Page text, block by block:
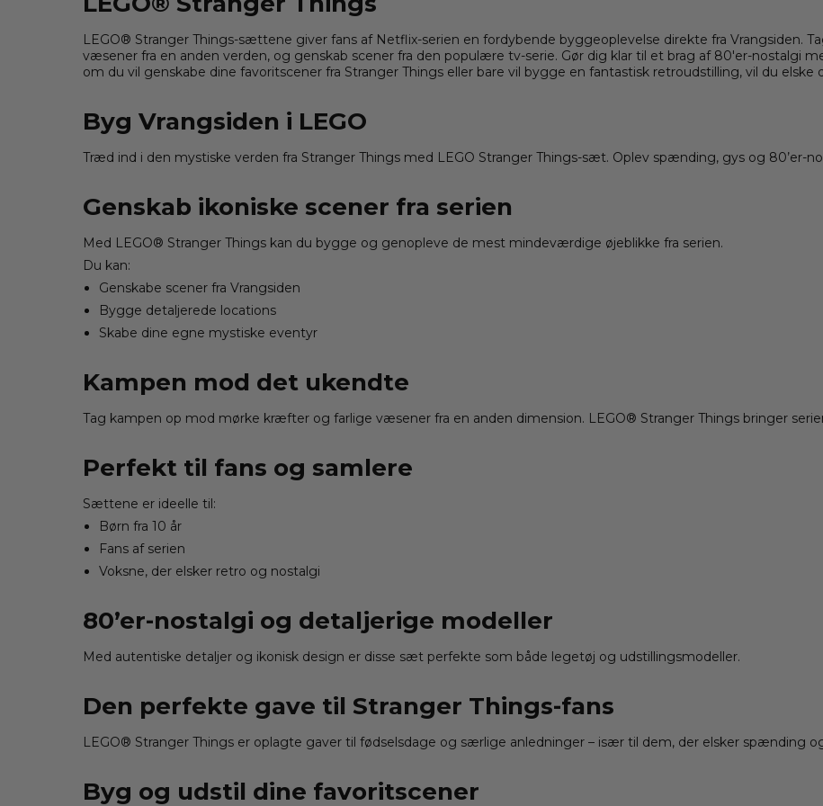
LEGO® Stranger Things-sættene giver fans af Netflix-serien en fordybende byggeoplevelse direkte fra Vrangsiden.
væsener fra en anden verden, og genskab scener fra den populære tv-serie. Gør dig klar til et brag af 80'er-nostalgi
om du vil genskabe dine favoritscener fra Stranger Things eller bare vil bygge en fantastisk retroudstilling, vil du elske
Byg Vrangsiden i LEGO
Træd ind i den mystiske verden fra Stranger Things med LEGO Stranger Things-sæt. Oplev spænding, gys og 80’er-
Genskab ikoniske scener fra serien
Med LEGO® Stranger Things kan du bygge og genopleve de mest mindeværdige øjeblikke fra serien.
Du kan:
Genskabe scener fra Vrangsiden
Bygge detaljerede locations
Skabe dine egne mystiske eventyr
Kampen mod det ukendte
Tag kampen op mod mørke kræfter og farlige væsener fra en anden dimension. LEGO® Stranger Things bringer
Perfekt til fans og samlere
Sættene er ideelle til:
Børn fra 10 år
Fans af serien
Voksne, der elsker retro og nostalgi
80’er-nostalgi og detaljerige modeller
Med autentiske detaljer og ikonisk design er disse sæt perfekte som både legetøj og udstillingsmodeller.
Den perfekte gave til Stranger Things-fans
LEGO® Stranger Things er oplagte gaver til fødselsdage og særlige anledninger – især til dem, der elsker spænding
Byg og udstil dine favoritscener